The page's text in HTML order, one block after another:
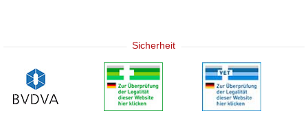
Sicherheit